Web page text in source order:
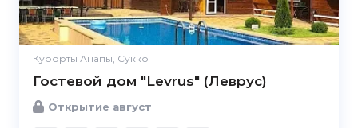
Курорты Анапы, Сукко
Гостевой дом "Levrus" (Леврус)
Открытие август